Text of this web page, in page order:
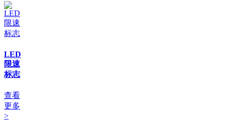
LED
限速
标志
查看
更多
>